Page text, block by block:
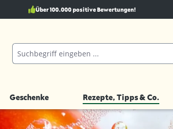
Über 100.000 positive Bewertungen!
Geschenke Rezepte, Tipps & Co.